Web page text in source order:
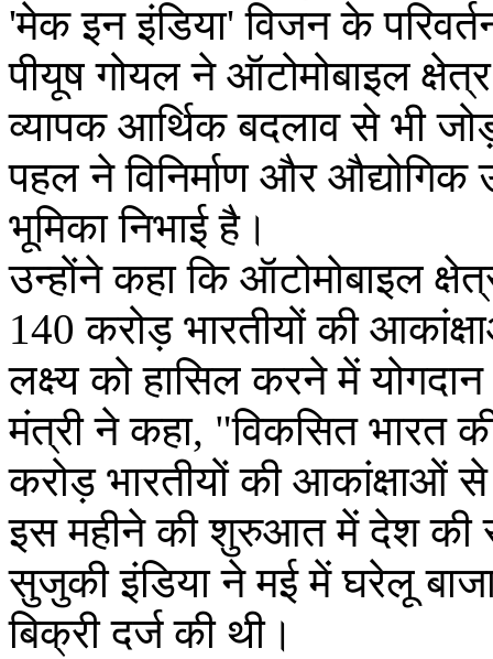
'मेक इन इंडिया' विजन के
पीयूष गोयल ने ऑटोमोबाइल
व्यापक आर्थिक बदलाव से भी
पहल ने विनिर्माण और औद्योगिक
भूमिका निभाई है।
उन्होंने कहा कि ऑटोमोबाइल
140 करोड़ भारतीयों की
लक्ष्य को हासिल करने में
मंत्री ने कहा, "विकसित भारत
करोड़ भारतीयों की आकांक्षाओं
इस महीने की शुरुआत में देश की
सुजुकी इंडिया ने मई में घरेलू
बिक्री दर्ज की थी।